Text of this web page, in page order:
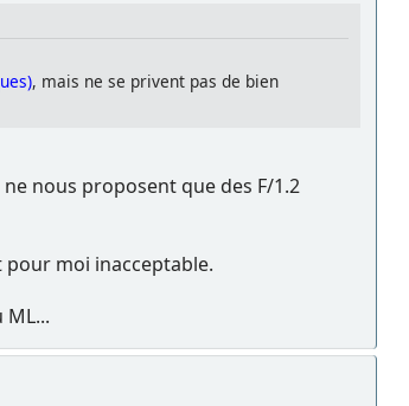
, mais ne se privent pas de bien
nous proposent que des F/1.2
pour moi inacceptable.